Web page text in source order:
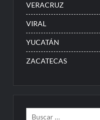
VERACRUZ
VIRAL
YUCATÁN
ZACATECAS